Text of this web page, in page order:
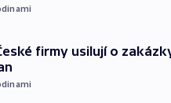
firmy usilují o